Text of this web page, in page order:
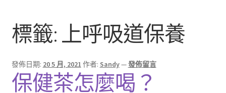
膳Ｉ養生藥膳
孕Ｉ月子系列
浴Ｉ沐浴包
標籤: 上呼吸道保養
發佈日期: 20 5 月, 2021 作者: Sandy—發佈留言
保健茶怎麼喝？